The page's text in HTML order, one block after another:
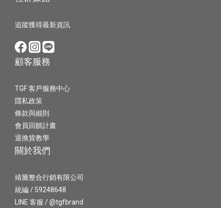
追蹤獲得最新資訊
顧客服務
TGF 客戶服務中心
隱私政策
條款與細則
會員回饋計畫
退換貨教學
關於我們
靖騰整合行銷有限公司
統編 / 59248648
LINE 客服 / @tgfbrand